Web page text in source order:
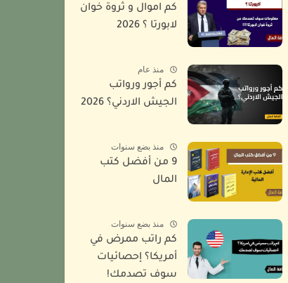
كم اموال و ثروة خوان
لابورتا ؟ 2026
منذ عام
كم أجور ورواتب
الجيش الاردني؟ 2026
منذ بضع سنوات
9 من أفضل كتب
المال
منذ بضع سنوات
كم راتب ممرض في
أمريكا؟ إحصائيات
سوف تصدمك!